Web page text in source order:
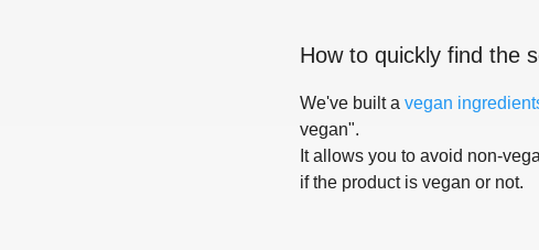
How to quickly find the
We've built a vegan
vegan".
It allows you to avoid non-
if the product is vegan or not.